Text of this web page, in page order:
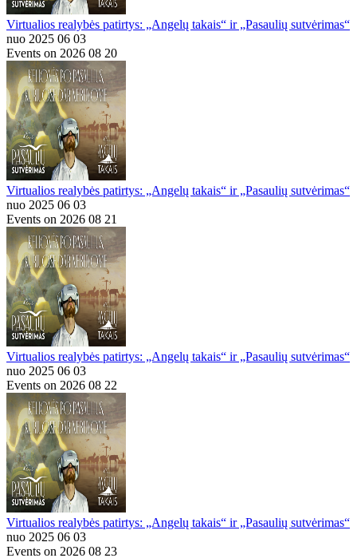
Virtualios realybės patirtys: „Angelų takais“ ir „Pasaulių sutvėrimas“
nuo 2025 06 03
Events on 2026 08 20
Virtualios realybės patirtys: „Angelų takais“ ir „Pasaulių sutvėrimas“
nuo 2025 06 03
Events on 2026 08 21
Virtualios realybės patirtys: „Angelų takais“ ir „Pasaulių sutvėrimas“
nuo 2025 06 03
Events on 2026 08 22
Virtualios realybės patirtys: „Angelų takais“ ir „Pasaulių sutvėrimas“
nuo 2025 06 03
Events on 2026 08 23